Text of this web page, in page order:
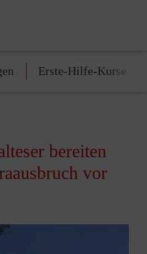
Erste-Hilfe-Kurse
bereiten
vor